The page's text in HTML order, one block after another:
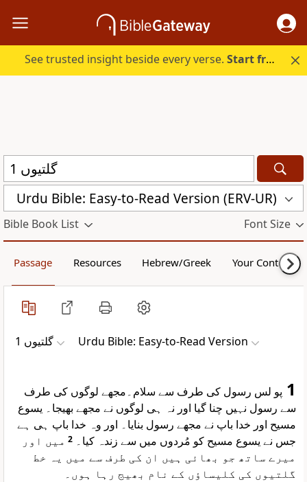
See trusted insight beside every verse.Start free.
Urdu Bible: Easy-to-Read Version (ERV-UR)
Bible Book List Font Size
Passage Resources Hebrew/Greek Your Content
گلتیوں 1 Urdu Bible: Easy-to-Read Version
1 پو لس رسول کی طرف سے سلام۔مجھے لوگوں کی طرف
سے رسول نہیں چنا گیا اور نہ ہی لوگوں نے مجھے بھیجا۔ یسوع
مسیح اور خدا باپ نے مجھے رسول بنایا۔ اور وہ خدا باپ ہی ہے
جس نے یسوع مسیح کو مُردوں میں سے زندہ کیا۔ 2 میں اور
میرے ساتھ جو بھائی ہیں ان کی طرف سے میں یہ خط
گلتیوں کی کلیساؤں کے نام بھیج رہا ہوں۔